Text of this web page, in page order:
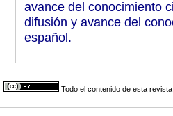
avance del conocimiento
difusión y avance del
español.
Todo el contenido de esta